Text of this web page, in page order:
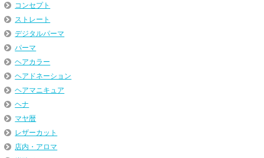
コンセプト
ストレート
デジタルパーマ
パーマ
ヘアカラー
ヘアドネーション
ヘアマニキュア
ヘナ
マヤ暦
レザーカット
店内・アロマ